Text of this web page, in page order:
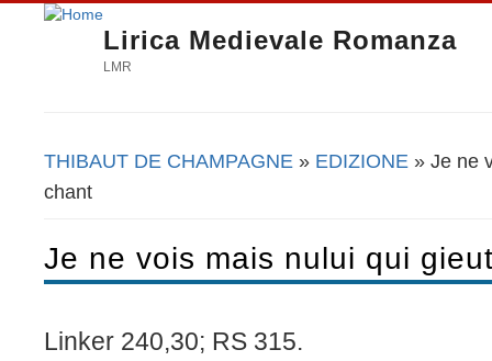
Lirica Medievale Romanza
LMR
Tu sei qui
THIBAUT DE CHAMPAGNE » EDIZIONE » Je ne
chant
Je ne vois mais nului qui
Linker 240,30; RS 315.